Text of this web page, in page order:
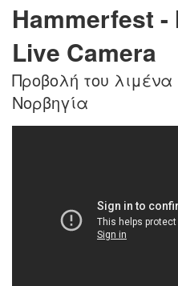
Hammerfest
Live Camera
Προβολή του λιμένα
Νορβηγία